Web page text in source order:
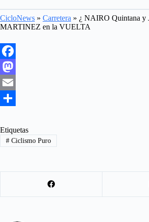
CicloNews » Carretera » ¿ NAIRO Quintana
MARTINEZ en la VUELTA
F
a
b
o
M
t
o
E
a
i
h
a
Etiquetas
#Ciclismo Puro